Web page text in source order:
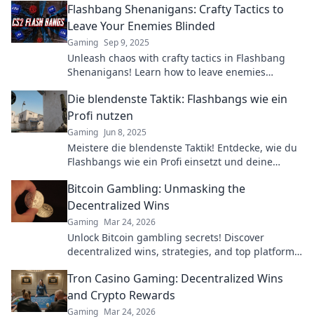
Flashbang Shenanigans: Crafty Tactics to
Leave Your Enemies Blinded
Gaming Sep 9, 2025
Unleash chaos with crafty tactics in Flashbang
Shenanigans! Learn how to leave enemies
Die blendenste Taktik: Flashbangs wie ein
Profi nutzen
Gaming Jun 8, 2025
Meistere die blendenste Taktik! Entdecke, wie du
Flashbangs wie ein Profi einsetzt und deine
Bitcoin Gambling: Unmasking the
Decentralized Wins
Gaming Mar 24, 2026
Unlock Bitcoin gambling secrets! Discover
decentralized wins, strategies, and top platforms.
Tron Casino Gaming: Decentralized Wins
and Crypto Rewards
Gaming Mar 24, 2026